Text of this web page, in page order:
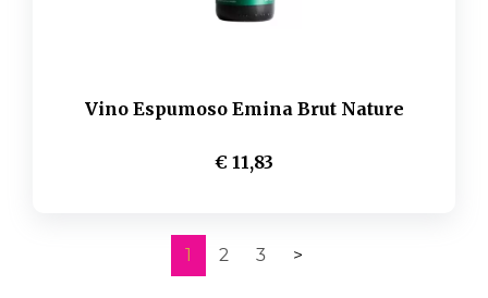
Vino Espumoso Emina Brut Nature
€ 11,83
1 2 3 >